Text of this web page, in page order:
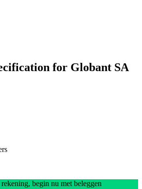
for Globant SA
begin nu met beleggen